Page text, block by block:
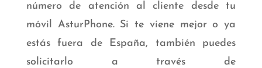
número de atención al cliente desde tu
móvil AsturPhone. Si te viene mejor o ya
estás fuera de España, también puedes
solicitarlo a través de